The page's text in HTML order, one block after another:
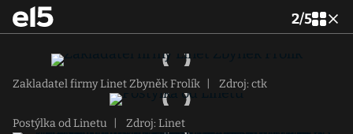
2/5
Zakladatel firmy Linet Zbyněk Frolík Zdroj: ctk
Postýlka od Linetu Zdroj: Linet